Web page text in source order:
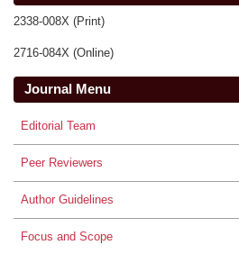
2338-008X (Print)
2716-084X (Online)
Journal Menu
Editorial Team
Peer Reviewers
Author Guidelines
Focus and Scope